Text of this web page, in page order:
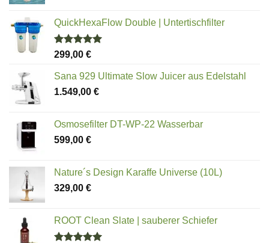
QuickHexaFlow Double | Untertischfilter
Bewertet
von 5
299,00 €
Sana 929 Ultimate Slow Juicer aus Edelstahl
1.549,00 €
Osmosefilter DT-WP-22 Wasserbar
599,00 €
Nature´s Design Karaffe Universe (10L)
329,00 €
ROOT Clean Slate | sauberer Schiefer